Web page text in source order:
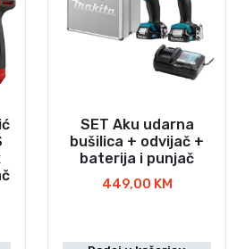
SET Aku udarna
bušilica + odvijač +
baterija i punjač
449,00 KM